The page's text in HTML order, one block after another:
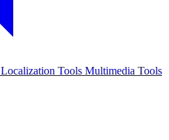
Localization Tools Multimedia Tools